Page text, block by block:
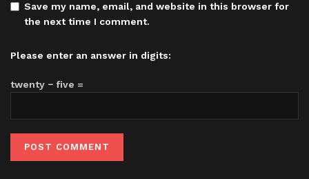
Save my name, email, and website in this browser for
the next time I comment.
Please enter an answer in digits:
twenty − five =